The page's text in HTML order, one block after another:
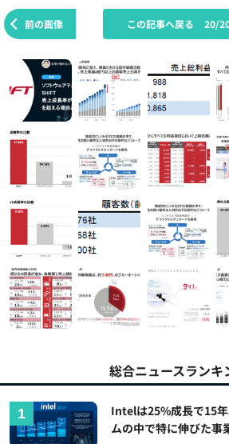
前の画像 この記事へ戻る 20/
総合ニュースランキ
Intelは25%成長で15
ムの中で特に伸びた事